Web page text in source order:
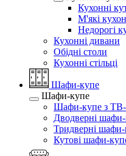
Кухонні
М'які
Недорогі
Кухонні дивани
Обідні столи
Кухонні стільці
Шафи-купе
Шафи-купе
Шафи-купе з ТВ-
Дводверні
Тридверні
Кутові шафи-